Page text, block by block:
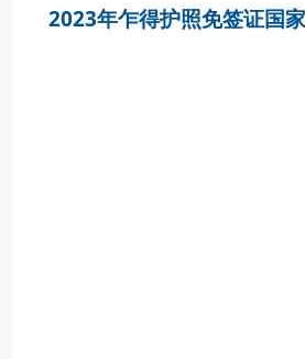
2023年乍得护照免签证国家